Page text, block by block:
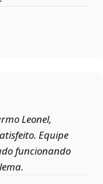
Leonel,
Equipe
funcionando